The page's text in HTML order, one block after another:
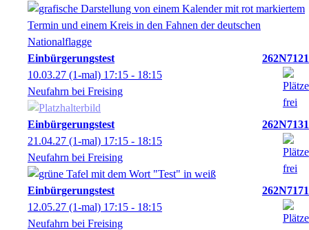
Einbürgerungstest
262N7121
10.03.27 (1-mal) 17:15 - 18:15
Neufahrn bei Freising
Einbürgerungstest
262N7131
21.04.27 (1-mal) 17:15 - 18:15
Neufahrn bei Freising
Einbürgerungstest
262N7171
12.05.27 (1-mal) 17:15 - 18:15
Neufahrn bei Freising